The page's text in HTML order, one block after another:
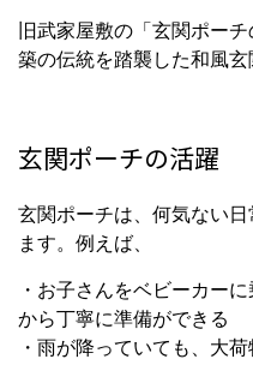
旧武家屋敷の「玄関ポ
築の伝統を踏襲した和風玄
玄関ポーチの活躍
玄関ポーチは、何気ない
ます。例えば、
・お子さんをベビーカー
から丁寧に準備ができる
・雨が降っていても、大